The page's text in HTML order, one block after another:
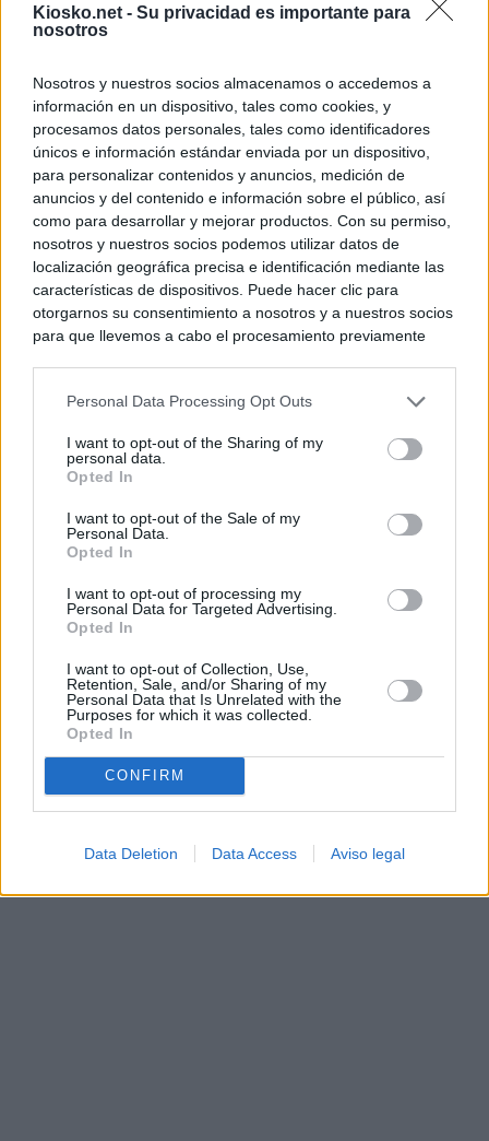
Kiosko.net - Su privacidad es importante para
nosotros
Nosotros y nuestros socios almacenamos o accedemos a
información en un dispositivo, tales como cookies, y
procesamos datos personales, tales como identificadores
únicos e información estándar enviada por un dispositivo,
para personalizar contenidos y anuncios, medición de
anuncios y del contenido e información sobre el público, así
como para desarrollar y mejorar productos. Con su permiso,
nosotros y nuestros socios podemos utilizar datos de
localización geográfica precisa e identificación mediante las
características de dispositivos. Puede hacer clic para
otorgarnos su consentimiento a nosotros y a nuestros socios
para que llevemos a cabo el procesamiento previamente
negar su consentimiento. Tenga en cuenta que algún
de su consentimiento, pero usted tiene el derecho de
rechazar tal procesamiento. Sus preferencias se aplicarán
cualquier momento entrando de nuevo en este sitio web o
visitando nuestra política de privacidad.
Personal Data Processing Opt Outs
I want to opt-out of the Sharing of my
personal data.
Opted In
I want to opt-out of the Sale of my
Personal Data.
Opted In
I want to opt-out of processing my
Personal Data for Targeted Advertising.
Opted In
I want to opt-out of Collection, Use,
Retention, Sale, and/or Sharing of my
Personal Data that Is Unrelated with the
Purposes for which it was collected.
Opted In
CONFIRM
Data Deletion Data Access Aviso legal